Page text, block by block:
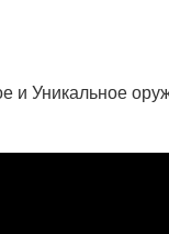
и Уникальное